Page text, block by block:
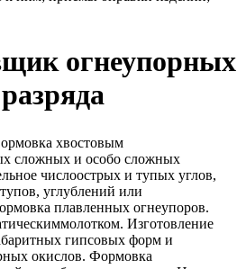
огнеупорных
хвостовым
сложных и особо сложных
числоострых и тупых углов,
углублений или
плавленных огнеупоров.
Изготовление
гипсовых форм и
окислов. Формовка